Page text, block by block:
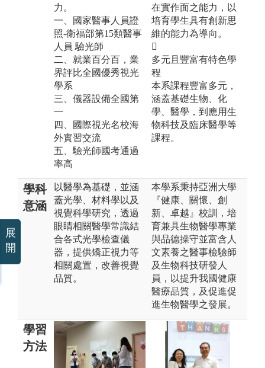
力。
一、國家醫事人員證
照-衛福部第15類醫事
人員 驗光師
二、就業百分百，業
界評比全國優秀視光
學系
三、儀器設備全國第
一
四、國際視光名校海
外實習交流
五、驗光師國考通過
率高
在實作面之能力，以
培育學生具有創新思
維的能力為導向。

多元且豐富有特色學
程
本系課程豐富多元，
涵蓋基礎生物、化
學、醫學，到應用生
物科技及臨床醫學等
課程。
學科
意涵
以醫學為基礎，並涵
蓋光學、材料學以及
視覺科學研究，透過
眼睛相關醫學常識結
合各式光學檢查儀
器，提供矯正視力等
相關處置，改善視覺
品質。
本學系秉持亞洲大學
『健康、關懷、創
新、卓越』校訓，培
育兼具生物醫學專業
與品德操守並富含人
文素養之醫事檢驗師
及生物科技研發人
員，以提升我國健康
醫療品質，及促進促
進生物醫學之發展。
學習
方法
展
開